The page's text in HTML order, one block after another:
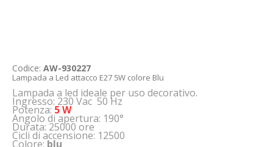
Codice: AW-930227
Lampada a Led attacco E27 5W colore Blu
Lampada a led ideale per uso decorativo.
Ingresso: 230 Vac 50 Hz
Potenza: 5 W
Angolo di apertura: 190°
Durata: 25000 ore
Cicli di accensione: 12500
Colore: blu